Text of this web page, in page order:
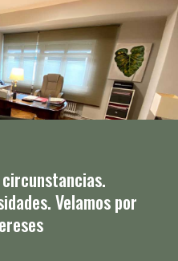
Velamos por